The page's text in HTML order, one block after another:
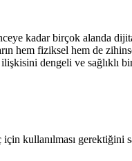
kadar birçok alanda
hem fiziksel hem de
dengeli ve sağlıklı
kullanılması gerektiğini